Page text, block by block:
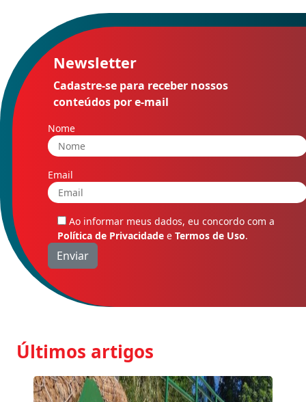
Newsletter
Cadastre-se para receber nossos
conteúdos por e-mail
Nome
Email
Ao informar meus dados, eu concordo com a
Política de Privacidade e Termos de Uso.
Últimos artigos